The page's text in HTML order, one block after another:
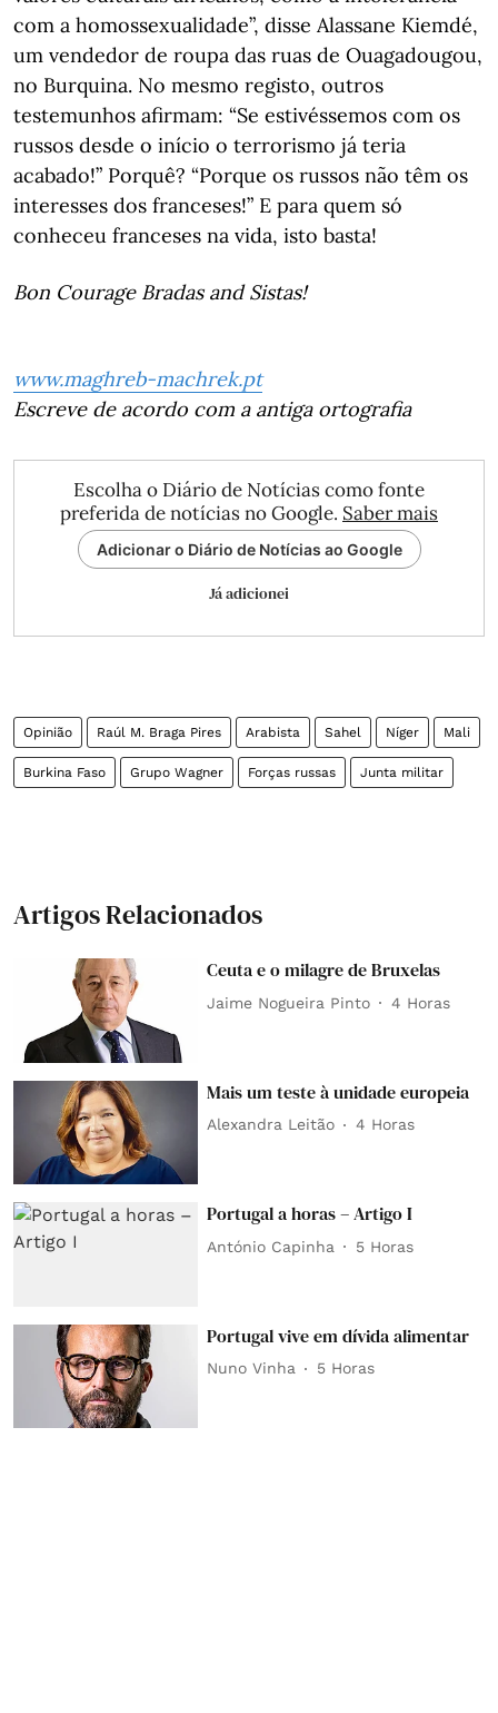
com a homossexualidade”, disse Alassane Kiemdé,
um vendedor de roupa das ruas de Ouagadougou,
no Burquina. No mesmo registo, outros
testemunhos afirmam: “Se estivéssemos com os
russos desde o início o terrorismo já teria
acabado!” Porquê? “Porque os russos não têm os
interesses dos franceses!” E para quem só
conheceu franceses na vida, isto basta!
Bon Courage Bradas and Sistas!
www.maghreb-machrek.pt
Escreve de acordo com a antiga ortografia
Escolha o Diário de Notícias como fonte
preferida de notícias no Google. Saber mais
Adicionar o Diário de Notícias ao Google
Já adicionei
Opinião Raúl M. Braga Pires Arabista Sahel Níger Mali
Burkina Faso Grupo Wagner Forças russas Junta militar
Artigos Relacionados
Ceuta e o milagre de Bruxelas
Jaime Nogueira Pinto 4 Horas
Mais um teste à unidade europeia
Alexandra Leitão 4 Horas
Portugal a horas – Artigo I
António Capinha 5 Horas
Portugal vive em dívida alimentar
Nuno Vinha 5 Horas